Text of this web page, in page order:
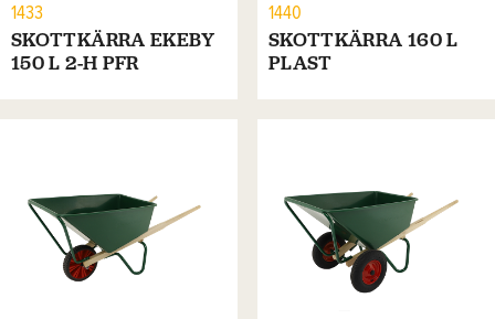
1433
SKOTTKÄRRA EKEBY
150 L 2-H PFR
1440
SKOTTKÄRRA 160 L
PLAST